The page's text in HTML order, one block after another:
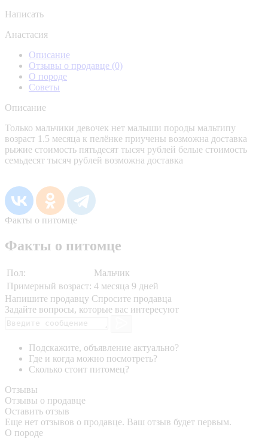
Написать
Анастасия
Описание
Отзывы о продавце (0)
О породе
Советы
Описание
Только мальчики девочек нет малыши породы мальтипу
возраст 1.5 месяца к пелёнке приучены возможна доставка
рыжие стоимость пятьдесят тысяч рублей белые стоимость
семьдесят тысяч рублей возможна доставка
Факты о питомце
Факты о питомце
Пол:
Мальчик
Примерный возраст: 4 месяца 9 дней
Напишите продавцу Спросите продавца
Задайте вопросы, которые вас интересуют
Подскажите, объявление актуально?
Где и когда можно посмотреть?
Сколько стоит питомец?
Отзывы
Отзывы о продавце
Оставить отзыв
Еще нет отзывов о продавце. Ваш отзыв будет первым.
О породе